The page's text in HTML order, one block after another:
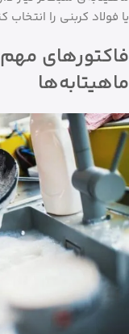
یا فولاد کربنی را انتخاب
فاکتورهای مهم
ماهیتابه‌ها